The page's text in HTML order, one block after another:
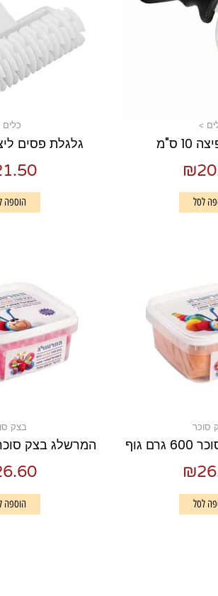
>
ס"מ
₪
לסל
כלים
גלגלת פסים
הוספה
סוכר
גוף
₪
לסל
בצק
המרשלג בצק סוכר 600 גרם
הוספה